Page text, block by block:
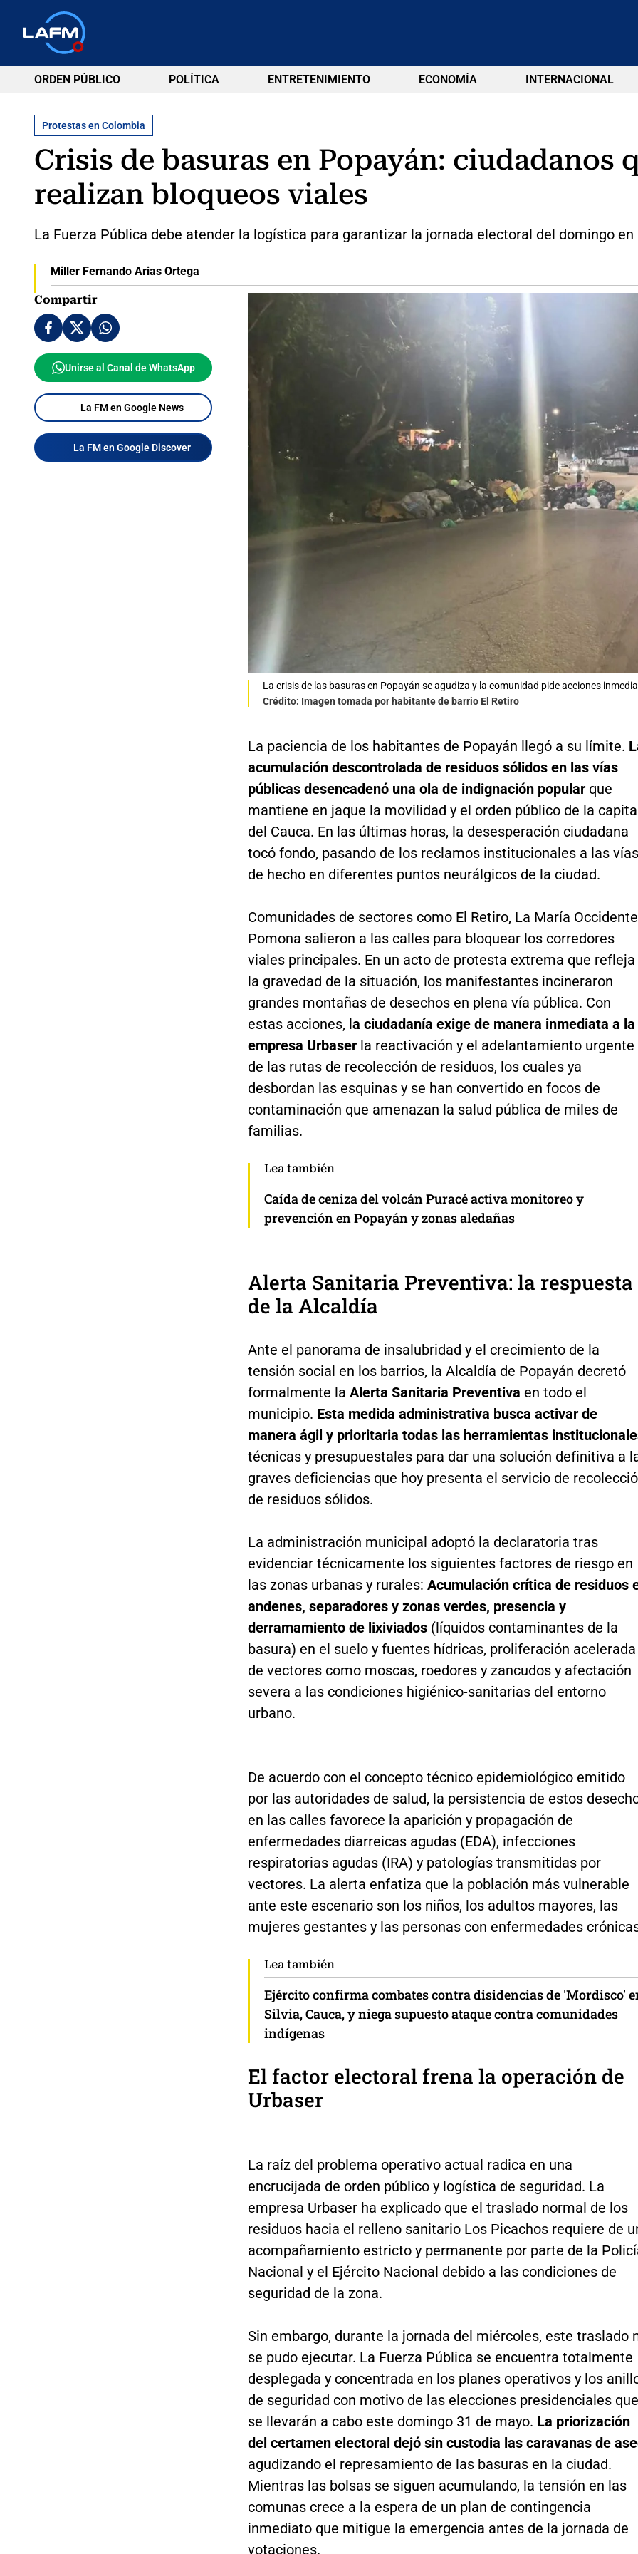
ORDEN PÚBLICO POLÍTICA ENTRETENIMIENTO ECONOMÍA INTERNACIONAL
Protestas en Colombia
Crisis de basuras en Popayán: ciudadanos
realizan bloqueos viales
La Fuerza Pública debe atender la logística para garantizar la jornada electoral del domingo
Miller Fernando Arias Ortega
Compartir
Unirse al Canal de WhatsApp
La FM en Google News
La FM en Google Discover
La crisis de las basuras en Popayán se agudiza y la comunidad pide acciones
Crédito: Imagen tomada por habitante de barrio El Retiro
La paciencia de los habitantes de Popayán llegó a su límite.
acumulación descontrolada de residuos sólidos en las vías
públicas desencadenó una ola de indignación popularque
mantiene en jaque la movilidad y el orden público de la
del Cauca. En las últimas horas, la desesperación ciudadana
tocó fondo, pasando de los reclamos institucionales a las vías
de hecho en diferentes puntos neurálgicos de la ciudad.
Comunidades de sectores como El Retiro, La María
Pomona salieron a las calles para bloquear los corredores
viales principales. En un acto de protesta extrema que refleja
la gravedad de la situación, los manifestantes incineraron
grandes montañas de desechos en plena vía pública. Con
estas acciones, la ciudadanía exige de manera inmediata a la
empresa Urbaser la reactivación y el adelantamiento urgente
de las rutas de recolección de residuos, los cuales ya
desbordan las esquinas y se han convertido en focos de
contaminación que amenazan la salud pública de miles de
familias.
Lea también
Caída de ceniza del volcán Puracé activa monitoreo y
prevención en Popayán y zonas aledañas
Alerta Sanitaria Preventiva: la respuesta
de la Alcaldía
Ante el panorama de insalubridad y el crecimiento de la
tensión social en los barrios, la Alcaldía de Popayán decretó
formalmente la Alerta Sanitaria Preventiva en todo el
municipio. Esta medida administrativa busca activar de
manera ágil y prioritaria todas las herramientas
técnicas y presupuestales para dar una solución definitiva a
graves deficiencias que hoy presenta el servicio de
de residuos sólidos.
La administración municipal adoptó la declaratoria tras
evidenciar técnicamente los siguientes factores de riesgo en
las zonas urbanas y rurales: Acumulación crítica de residuos
andenes, separadores y zonas verdes, presencia y
derramamiento de lixiviados(líquidos contaminantes de la
basura) en el suelo y fuentes hídricas, proliferación acelerada
de vectores como moscas, roedores y zancudos y afectación
severa a las condiciones higiénico-sanitarias del entorno
urbano.
De acuerdo con el concepto técnico epidemiológico emitido
por las autoridades de salud, la persistencia de estos
en las calles favorece la aparición y propagación de
enfermedades diarreicas agudas (EDA), infecciones
respiratorias agudas (IRA) y patologías transmitidas por
vectores. La alerta enfatiza que la población más vulnerable
ante este escenario son los niños, los adultos mayores, las
mujeres gestantes y las personas con enfermedades
Lea también
Ejército confirma combates contra disidencias de 'Mordisco'
Silvia, Cauca, y niega supuesto ataque contra comunidades
indígenas
El factor electoral frena la operación de
Urbaser
La raíz del problema operativo actual radica en una
encrucijada de orden público y logística de seguridad. La
empresa Urbaser ha explicado que el traslado normal de los
residuos hacia el relleno sanitario Los Picachos requiere de
acompañamiento estricto y permanente por parte de la
Nacional y el Ejército Nacional debido a las condiciones de
seguridad de la zona.
Sin embargo, durante la jornada del miércoles, este traslado
se pudo ejecutar. La Fuerza Pública se encuentra totalmente
desplegada y concentrada en los planes operativos y los
de seguridad con motivo de las elecciones presidenciales que
se llevarán a cabo este domingo 31 de mayo. La priorización
del certamen electoral dejó sin custodia las caravanas de
agudizando el represamiento de las basuras en la ciudad.
Mientras las bolsas se siguen acumulando, la tensión en las
comunas crece a la espera de un plan de contingencia
inmediato que mitigue la emergencia antes de la jornada de
votaciones.